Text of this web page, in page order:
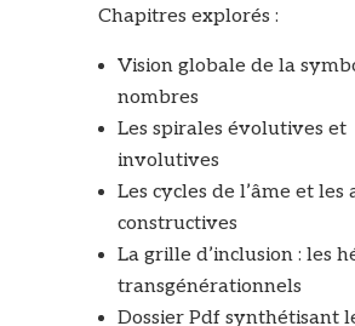
Chapitres explorés :
Vision globale de la
nombres
Les spirales évolutives et
involutives
Les cycles de l’âme et les
constructives
La grille d’inclusion : les
transgénérationnels
Dossier Pdf synthétisant